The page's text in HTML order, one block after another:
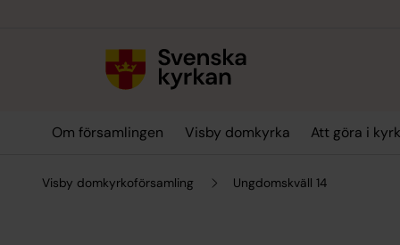
Om församlingen Visby domkyrka Att göra i
Visby domkyrkoförsamling Ungdomskväll 14